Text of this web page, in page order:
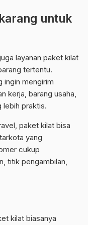
untuk
layanan paket kilat
tertentu.
ingin mengirim
kerja, barang usaha,
lebih praktis.
paket kilat bisa
yang
cukup
titik pengambilan,
kilat biasanya